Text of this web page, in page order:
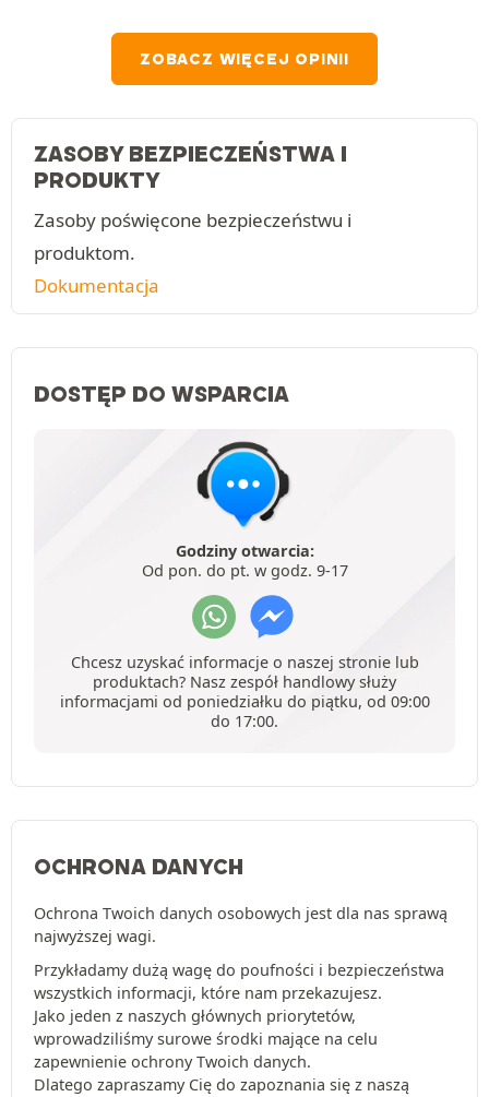
ZOBACZ WIĘCEJ OPINII
ZASOBY BEZPIECZEŃSTWA I
PRODUKTY
Zasoby poświęcone bezpieczeństwu i
produktom.
Dokumentacja
DOSTĘP DO WSPARCIA
Godziny otwarcia:
Od pon. do pt. w godz. 9-17
Chcesz uzyskać informacje o naszej stronie lub
produktach? Nasz zespół handlowy służy
informacjami od poniedziałku do piątku, od 09:00
do 17:00.
OCHRONA DANYCH
Ochrona Twoich danych osobowych jest dla nas sprawą
najwyższej wagi.
Przykładamy dużą wagę do poufności i bezpieczeństwa
wszystkich informacji, które nam przekazujesz.
Jako jeden z naszych głównych priorytetów,
wprowadziliśmy surowe środki mające na celu
zapewnienie ochrony Twoich danych.
Dlatego zapraszamy Cię do zapoznania się z naszą